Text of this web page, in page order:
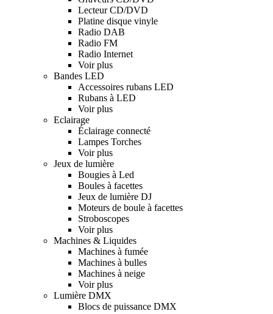
Lecteur CD/DVD
Platine disque vinyle
Radio DAB
Radio FM
Radio Internet
Voir plus
Bandes LED
Accessoires rubans LED
Rubans à LED
Voir plus
Eclairage
Éclairage connecté
Lampes Torches
Voir plus
Jeux de lumière
Bougies à Led
Boules à facettes
Jeux de lumière DJ
Moteurs de boule à facettes
Stroboscopes
Voir plus
Machines & Liquides
Machines à fumée
Machines à bulles
Machines à neige
Voir plus
Lumière DMX
Blocs de puissance DMX